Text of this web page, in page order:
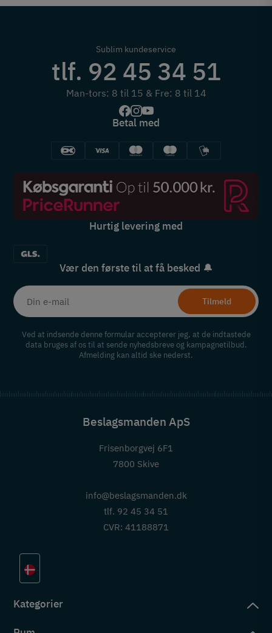
Sublim kundeservice
tlf. 92 45 34 51
Man-tors: 8 til 15 & Fre: 8 til 14
Betal med
Hurtig levering med
Vær den første til at få besked 🔔
Tilmeld
Ved at indsende denne formular accepterer jeg, at de indtastede
data bruges af os til at sende nyhedsbreve og kampagnetilbud.
Afmelding kan altid ske nederst.
Beslagsmanden ApS
Frisenborgvej 6F1
7800 Skive
info@beslagsmanden.dk
tlf. 92 45 34 51
CVR: 41188871
Kategorier